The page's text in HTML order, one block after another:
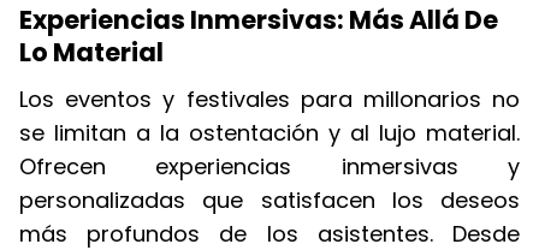
Experiencias Inmersivas: Más Allá De
Lo Material
Los eventos y festivales para millonarios no
se limitan a la ostentación y al lujo material.
Ofrecen experiencias inmersivas y
personalizadas que satisfacen los deseos
más profundos de los asistentes. Desde